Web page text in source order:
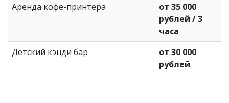
Аренда кофе-принтера
от 35 000
рублей / 3
часа
Детский кэнди бар
от 30 000
рублей